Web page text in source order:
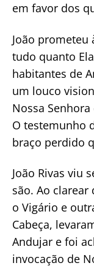
em favor dos
João prometeu
tudo quanto
habitantes de
um louco
Nossa Senhora
O testemunho
braço perdido
João Rivas viu
são. Ao clarear
o Vigário e
Cabeça,
Andujar e foi
invocação de